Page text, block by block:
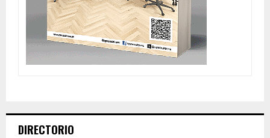
DIRECTORIO